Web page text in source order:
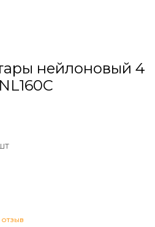
нейлоновый 4
отзыв